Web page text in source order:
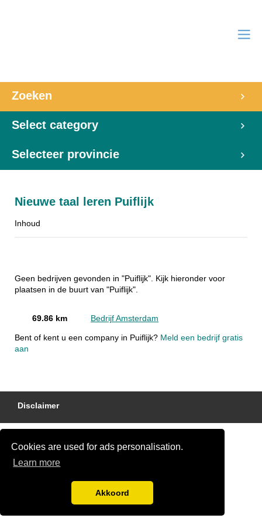
Cookies are used for ads personalisation.
Learn more
Akkoord
Zoeken
Select category
Selecteer provincie
Nieuwe taal leren Puiflijk
Inhoud
Geen bedrijven gevonden in "Puiflijk". Kijk hieronder voor
plaatsen in de buurt van "Puiflijk".
69.86 km Bedrijf Amsterdam
Bent of kent u een company in Puiflijk? Meld een bedrijf gratis
aan
Disclaimer